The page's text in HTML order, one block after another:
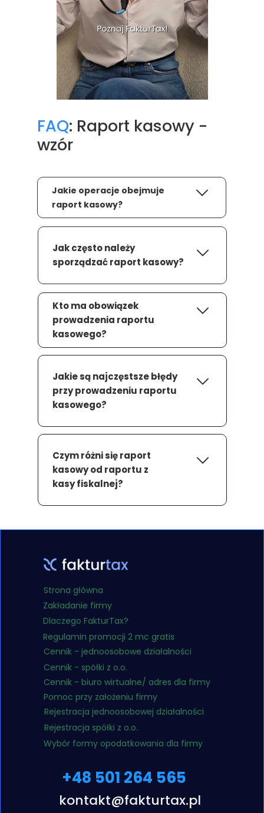
Rejestracja jednoosobowej działalności
Cennik - biuro wirtualne/ adres dla firmy
Cennik - spółki z o.o.
Cennik - jednoosobowe działalności
Dlaczego FakturTax?
Zakładanie firmy
Regulamin promocji 2 mc gratis
Strona główna
Wybór formy opodatkowania dla firmy
Rejestracja spółki z o.o.
Pomoc przy założeniu firmy
+48 501 264 565
kontakt@fakturtax.pl
FAQ: Raport kasowy -
wzór
Czym różni się raport
kasowy od raportu z
kasy fiskalnej?
Jakie są najczęstsze błędy
przy prowadzeniu raportu
kasowego?
Kto ma obowiązek
prowadzenia raportu
kasowego?
Jak często należy
sporządzać raport kasowy?
Jakie operacje obejmuje
raport kasowy?